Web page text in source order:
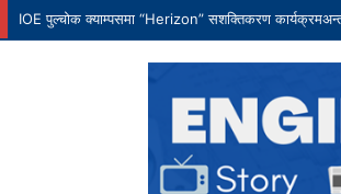
IOE पुल्चोक क्याम्पसमा “Herizon” सशक्तिकरण